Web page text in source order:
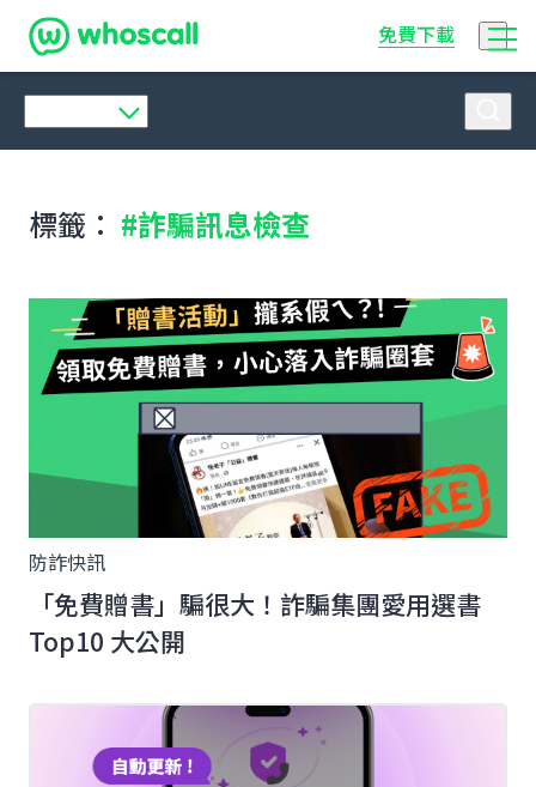
免費下載
標籤： #詐騙訊息檢查
防詐快訊
「免費贈書」騙很大！詐騙集團愛用選書
Top10 大公開